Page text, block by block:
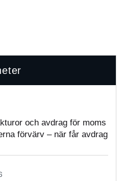
och avdrag för moms
förvärv – när får avdrag